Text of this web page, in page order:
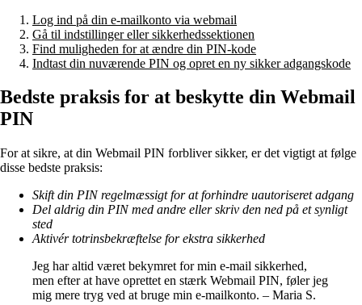
Log ind på din e-mailkonto via webmail
Gå til indstillinger eller sikkerhedssektionen
Find muligheden for at ændre din PIN-kode
Indtast din nuværende PIN og opret en ny sikker adgangskode
Bedste praksis for at beskytte din Webmail
PIN
For at sikre, at din Webmail PIN forbliver sikker, er det vigtigt at følge
disse bedste praksis:
Skift din PIN regelmæssigt for at forhindre uautoriseret adgang
Del aldrig din PIN med andre eller skriv den ned på et synligt
sted
Aktivér totrinsbekræftelse for ekstra sikkerhed
Jeg har altid været bekymret for min e-mail sikkerhed,
men efter at have oprettet en stærk Webmail PIN, føler jeg
mig mere tryg ved at bruge min e-mailkonto. – Maria S.